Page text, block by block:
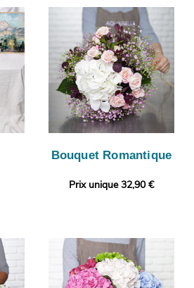
Bouquet Romantique
Prix unique 32,90 €